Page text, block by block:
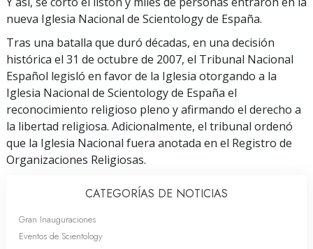
nueva Iglesia Nacional de Scientology de España.
Tras una batalla que duró décadas, en una decisión
histórica el 31 de octubre de 2007, el Tribunal Nacional
Español legisló en favor de la Iglesia otorgando a la
Iglesia Nacional de Scientology de España el
reconocimiento religioso pleno y afirmando el derecho a
la libertad religiosa. Adicionalmente, el tribunal ordenó
que la Iglesia Nacional fuera anotada en el Registro de
Organizaciones Religiosas.
CATEGORÍAS DE NOTICIAS
Gran Inauguraciones
Eventos de Scientology